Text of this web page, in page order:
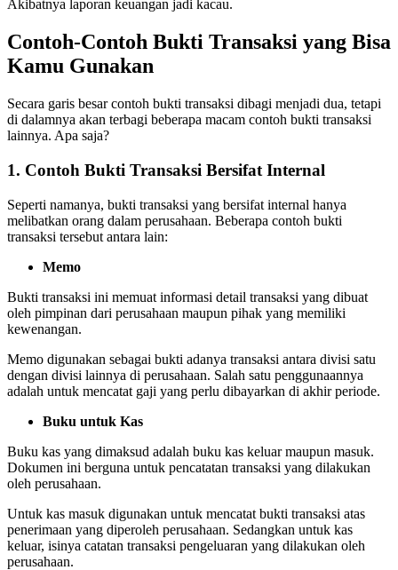
Akibatnya laporan keuangan jadi kacau.
Contoh-Contoh Bukti Transaksi yang Bisa
Kamu Gunakan
Secara garis besar contoh bukti transaksi dibagi menjadi dua, tetapi
di dalamnya akan terbagi beberapa macam contoh bukti transaksi
lainnya. Apa saja?
1. Contoh Bukti Transaksi Bersifat Internal
Seperti namanya, bukti transaksi yang bersifat internal hanya
melibatkan orang dalam perusahaan. Beberapa contoh bukti
transaksi tersebut antara lain:
Memo
Bukti transaksi ini memuat informasi detail transaksi yang dibuat
oleh pimpinan dari perusahaan maupun pihak yang memiliki
kewenangan.
Memo digunakan sebagai bukti adanya transaksi antara divisi satu
dengan divisi lainnya di perusahaan. Salah satu penggunaannya
adalah untuk mencatat gaji yang perlu dibayarkan di akhir periode.
Buku untuk Kas
Buku kas yang dimaksud adalah buku kas keluar maupun masuk.
Dokumen ini berguna untuk pencatatan transaksi yang dilakukan
oleh perusahaan.
Untuk kas masuk digunakan untuk mencatat bukti transaksi atas
penerimaan yang diperoleh perusahaan. Sedangkan untuk kas
keluar, isinya catatan transaksi pengeluaran yang dilakukan oleh
perusahaan.